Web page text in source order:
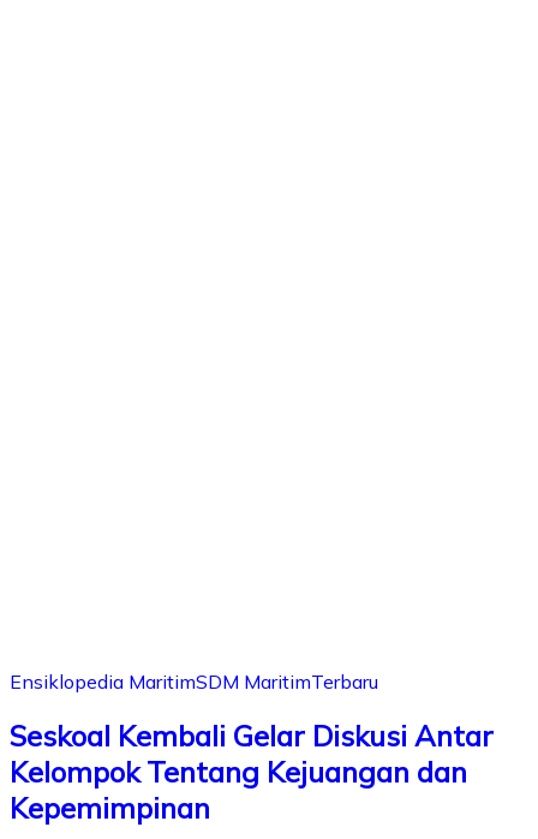
Ensiklopedia MaritimSDM MaritimTerbaru
Seskoal Kembali Gelar Diskusi Antar
Kelompok Tentang Kejuangan dan
Kepemimpinan